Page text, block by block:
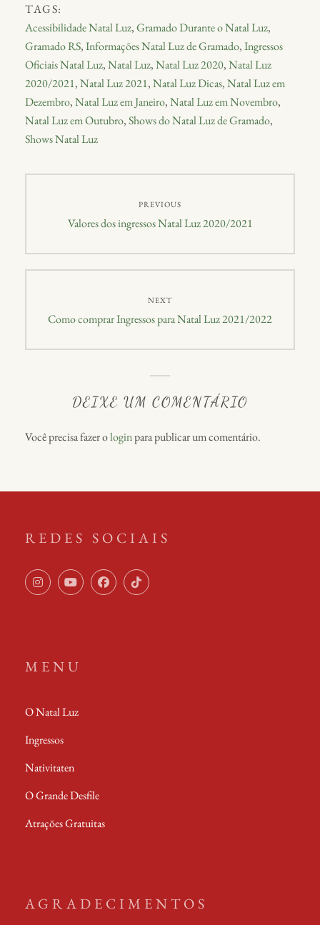
TAGS:
Acessibilidade Natal Luz,Gramado Durante o Natal Luz,
Gramado RS,Informações Natal Luz de Gramado,Ingressos
Oficiais Natal Luz,Natal Luz,Natal Luz 2020,Natal Luz
2020/2021,Natal Luz 2021,Natal Luz Dicas,Natal Luz em
Dezembro,Natal Luz em Janeiro,Natal Luz em Novembro,
Natal Luz em Outubro,Shows do Natal Luz de Gramado,
Shows Natal Luz
PREVIOUS
Valores dos ingressos Natal Luz 2020/2021
NEXT
Como comprar Ingressos para Natal Luz 2021/2022
DEIXE UM COMENTÁRIO
Você precisa fazer ologinpara publicar um comentário.
REDES SOCIAIS
MENU
O Natal Luz
Ingressos
Nativitaten
O Grande Desfile
Atrações Gratuitas
AGRADECIMENTOS